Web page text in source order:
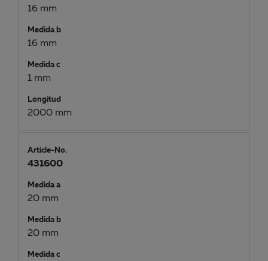
16 mm
Medida b
16 mm
Medida c
1 mm
Longitud
2000 mm
Article-No.
431600
Medida a
20 mm
Medida b
20 mm
Medida c